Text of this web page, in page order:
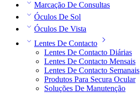
Marcação De Consultas
Óculos De Sol
Óculos De Vista
Lentes De Contacto
Lentes De Contacto Diárias
Lentes De Contacto Mensais
Lentes De Contacto Semanais
Produtos Para Secura Ocular
Soluções De Manutenção